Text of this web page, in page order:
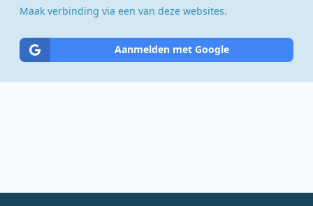
Maak verbinding via een van deze websites.
Aanmelden met Google